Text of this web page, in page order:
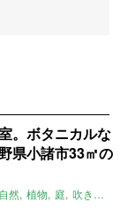
。ボタニカルな
県小諸市33㎡の
自然 植物 庭 吹き抜け